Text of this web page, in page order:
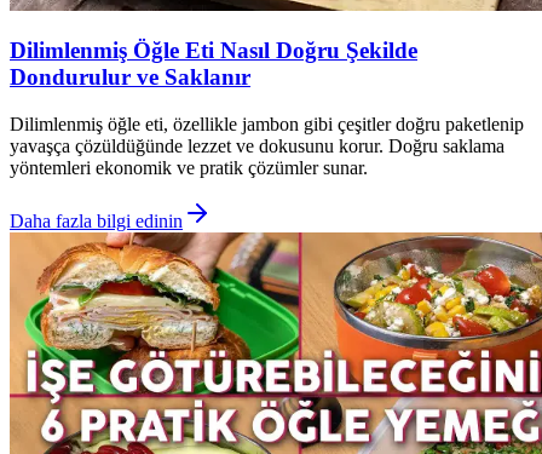
Dilimlenmiş Öğle Eti Nasıl Doğru Şekilde
Dondurulur ve Saklanır
Dilimlenmiş öğle eti, özellikle jambon gibi çeşitler doğru paketlenip
yavaşça çözüldüğünde lezzet ve dokusunu korur. Doğru saklama
yöntemleri ekonomik ve pratik çözümler sunar.
Daha fazla bilgi edinin